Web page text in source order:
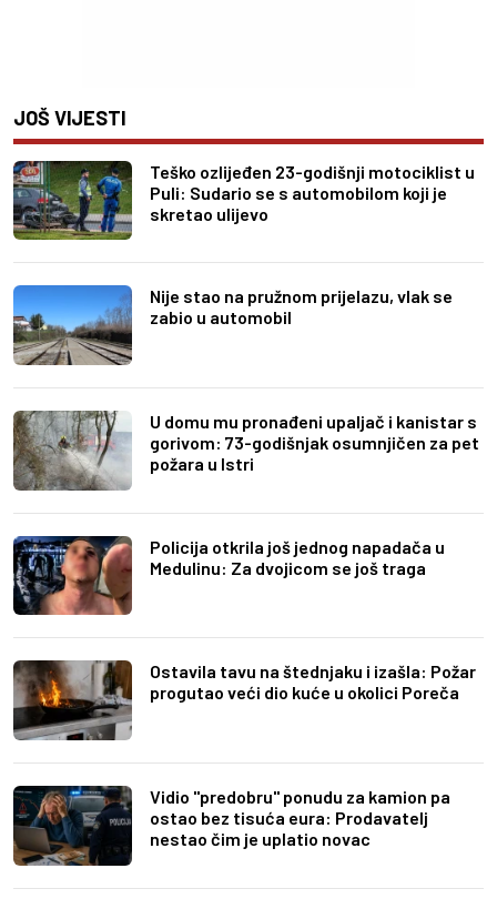
JOŠ VIJESTI
Teško ozlijeđen 23-godišnji motociklist u
Puli: Sudario se s automobilom koji je
skretao ulijevo
Nije stao na pružnom prijelazu, vlak se
zabio u automobil
U domu mu pronađeni upaljač i kanistar s
gorivom: 73-godišnjak osumnjičen za pet
požara u Istri
Policija otkrila još jednog napadača u
Medulinu: Za dvojicom se još traga
Ostavila tavu na štednjaku i izašla: Požar
progutao veći dio kuće u okolici Poreča
Vidio "predobru" ponudu za kamion pa
ostao bez tisuća eura: Prodavatelj
nestao čim je uplatio novac